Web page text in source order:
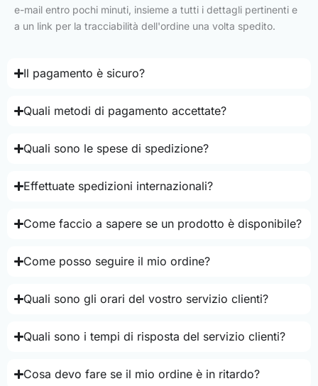
e-mail entro pochi minuti, insieme a tutti i dettagli pertinenti e
a un link per la tracciabilità dell'ordine una volta spedito.
Il pagamento è sicuro?
Quali metodi di pagamento accettate?
Quali sono le spese di spedizione?
Effettuate spedizioni internazionali?
Come faccio a sapere se un prodotto è disponibile?
Come posso seguire il mio ordine?
Quali sono gli orari del vostro servizio clienti?
Quali sono i tempi di risposta del servizio clienti?
Cosa devo fare se il mio ordine è in ritardo?